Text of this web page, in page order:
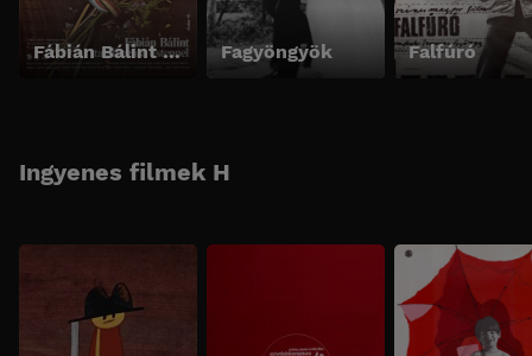
Fábián Bálint találkozása Istennel Fagyöngyök Falfúró
Ingyenes filmek H